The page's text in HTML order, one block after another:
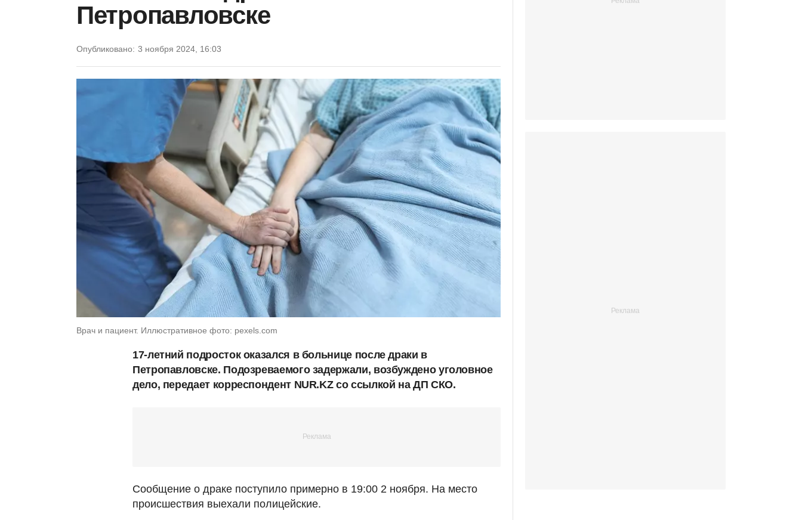
Петропавловске
Опубликовано: 3 ноября 2024, 16:03
Врач и пациент. Иллюстративное фото: pexels.com
17-летний подросток оказался в больнице после драки в
Петропавловске. Подозреваемого задержали, возбуждено уголовное
дело, передает корреспондент NUR.KZ со ссылкой на ДП СКО.
Сообщение о драке поступило примерно в 19:00 2 ноября. На место
происшествия выехали полицейские.